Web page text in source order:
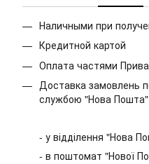
Наличными при
Кредитной картой
Оплата частями
Доставка замовлень
службою "Нова
- у відділення "Нова
- в поштомат "Нової